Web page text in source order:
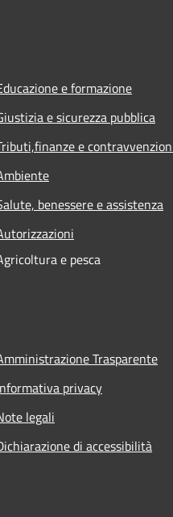
e formazione
e sicurezza pubblica
e
benessere e assistenza
e pesca
Trasparente
privacy
legali
di accessibilità